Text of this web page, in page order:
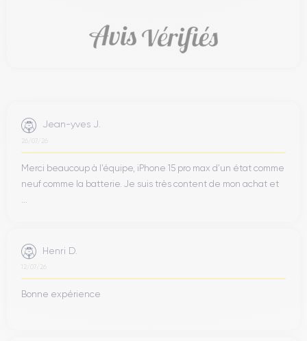
Jean-yves J.
26/07/26
Merci beaucoup à l’équipe, iPhone 15 pro max d’un état comme
neuf comme la batterie. Je suis très content de mon achat et
Henri D.
12/07/26
Bonne expérience